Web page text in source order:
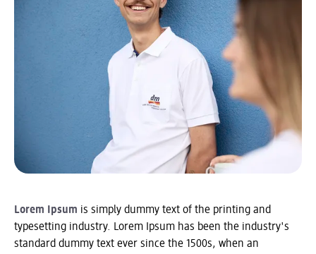
Lorem Ipsum is simply dummy text of the printing and
typesetting industry. Lorem Ipsum has been the industry's
standard dummy text ever since the 1500s, when an